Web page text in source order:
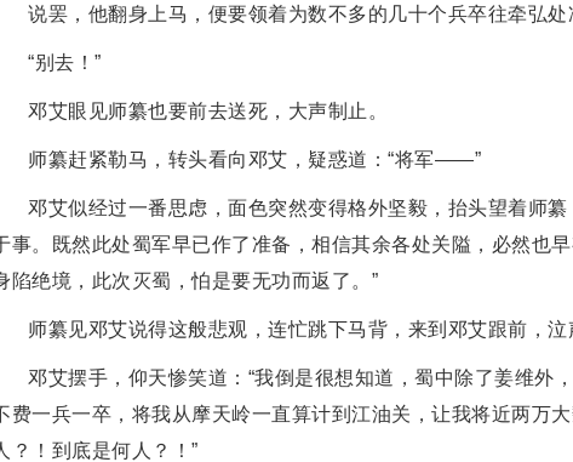
说罢，他翻身上马，便要领着为数不多的几十个兵卒往牵弘处
“别去！”
邓艾眼见师纂也要前去送死，大声制止。
师纂赶紧勒马，转头看向邓艾，疑惑道：“将军——”
邓艾似经过一番思虑，面色突然变得格外坚毅，抬头望着师
事。既然此处蜀军早已作了准备，相信其余各处关隘，必然也
陷绝境，此次灭蜀，怕是要无功而返了。”
师纂见邓艾说得这般悲观，连忙跳下马背，来到邓艾跟前，
邓艾摆手，仰天惨笑道：“我倒是很想知道，蜀中除了姜维外
费一兵一卒，将我从摩天岭一直算计到江油关，让我将近两万
？！到底是何人？！”